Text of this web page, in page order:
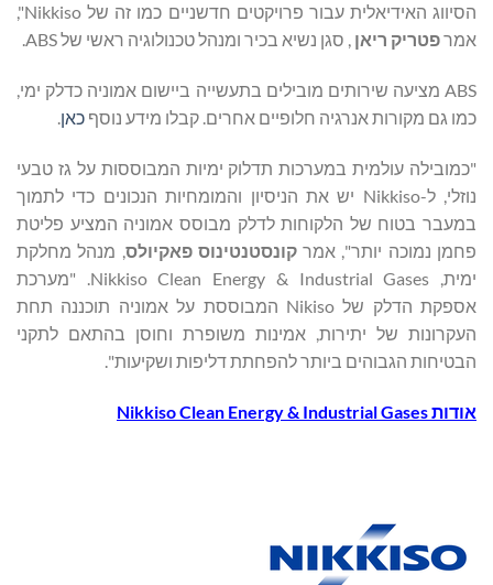
הסיווג האידיאלית עבור פרויקטים חדשניים כמו זה של Nikkiso",
אמרפטריק ריאן , סגן נשיא בכיר ומנהל טכנולוגיה ראשי של ABS.
ABS מציעה שירותים מובילים בתעשייה ביישום אמוניה כדלק ימי,
כמו גם מקורות אנרגיה חלופיים אחרים. קבלו מידע נוסף כאן.
"כמובילה עולמית במערכות תדלוק ימיות המבוססות על גז טבעי
נוזלי, ל-Nikkiso יש את הניסיון והמומחיות הנכונים כדי לתמוך
במעבר בטוח של הלקוחות לדלק מבוסס אמוניה המציע פליטת
פחמן נמוכה יותר", אמרקונסטנטינוס פאקיולס , מנהל מחלקת
ימית, Nikkiso Clean Energy & Industrial Gases. "מערכת
אספקת הדלק של Nikiso המבוססת על אמוניה תוכננה תחת
העקרונות של יתירות, אמינות משופרת וחוסן בהתאם לתקני
הבטיחות הגבוהים ביותר להפחתת דליפות ושקיעות".
אודותNikkiso Clean Energy & Industrial Gases